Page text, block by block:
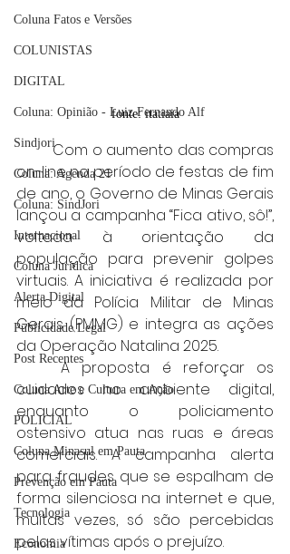
Coluna Fatos e Versões
COLUNISTAS
DIGITAL
Coluna: Opinião - Luiz Fernando Alf
Sindjori
Coluna: Agenda 21
Coluna: SindJori
Internacional
Coluna Jurídica
Alerta Digital
Publicidade Legal
Post Recentes
Coluna Arte e Cultura em Ação
POLICIAL
Coluna Minasul em Pauta
Prevenção em Pauta
Tecnologia
Economia
fonte: itatiaia
	Com o aumento das compras
on-line no período de festas de fim
de ano, o Governo de Minas Gerais
lançou a campanha “Fica ativo, sô!”,
voltada à orientação da
população para prevenir golpes
virtuais. A iniciativa é realizada por
meio da Polícia Militar de Minas
Gerais (PMMG) e integra as ações
da Operação Natalina 2025.
	A proposta é reforçar os
cuidados no ambiente digital,
enquanto o policiamento
ostensivo atua nas ruas e áreas
comerciais. A campanha alerta
para fraudes que se espalham de
forma silenciosa na internet e que,
muitas vezes, só são percebidas
pelas vítimas após o prejuízo.